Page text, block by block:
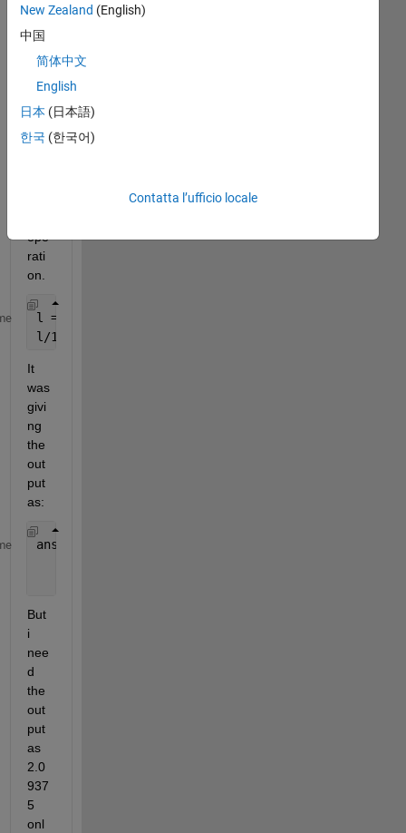
am
tryi
ng
to
perf
orm
the
foll
ope
rati
on.
l = 2.093750000000000e+09;
l/10^9
It
was
givi
ng
the
out
put
as:
ans =
But
i
nee
d
the
out
put
as
2.0
937
5
onl
New Zealand (English)
中国
简体中文
English
日本 (日本語)
한국 (한국어)
Contatta l’ufficio locale